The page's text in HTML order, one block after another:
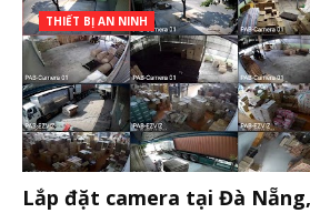
THIẾT BỊ AN NINH
Lắp đặt camera tại Đà